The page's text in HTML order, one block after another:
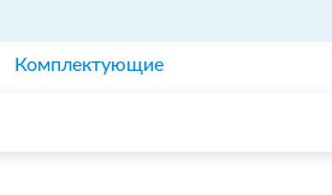
Комплектующие